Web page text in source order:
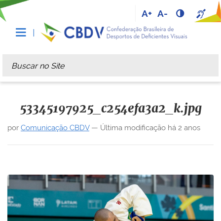
A+ A-
Busca
Busca Avançada…
53345197925_c254efa3a2_k.jpg
por Comunicação CBDV— Última modificação há 2 anos